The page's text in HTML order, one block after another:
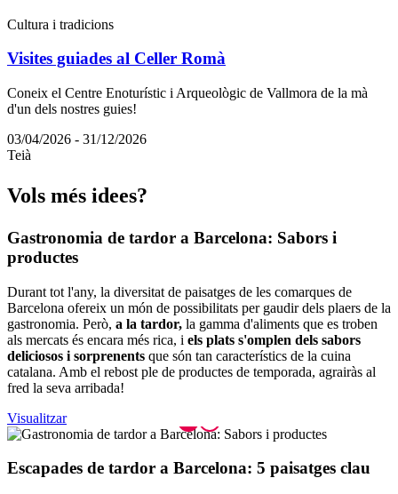
Cultura i tradicions
Visites guiades al Celler Romà
Coneix el Centre Enoturístic i Arqueològic de Vallmora de la mà
d'un dels nostres guies!
03/04/2026 - 31/12/2026
Teià
Vols més idees?
Gastronomia de tardor a Barcelona: Sabors i
productes
Durant tot l'any, la diversitat de paisatges de les comarques de
Barcelona ofereix un món de possibilitats per gaudir dels plaers de la
gastronomia. Però, a la tardor, la gamma d'aliments que es troben
als mercats és encara més rica, i els plats s'omplen dels sabors
deliciosos i sorprenents que són tan característics de la cuina
catalana. Amb el rebost ple de productes de temporada, agrairàs al
fred la seva arribada!
Visualitzar
Escapades de tardor a Barcelona: 5 paisatges clau